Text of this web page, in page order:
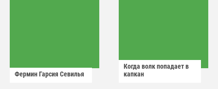
Фермин Гарсия Севилья
Когда волк попадает в
капкан